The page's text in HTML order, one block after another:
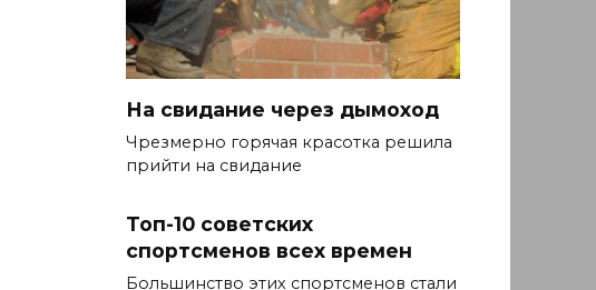
На свидание через дымоход
Чрезмерно горячая красотка решила
прийти на свидание
Топ-10 советских
спортсменов всех времен
Большинство этих спортсменов стали